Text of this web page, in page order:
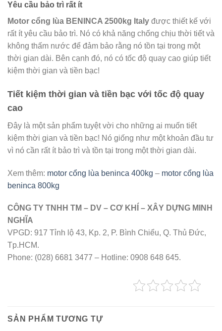
Yêu cầu bảo trì rất ít
Motor cổng lùa BENINCA 2500kg Italy được thiết kế với
rất ít yêu cầu bảo trì. Nó có khả năng chống chịu thời tiết và
không thấm nước để đảm bảo rằng nó tồn tại trong một
thời gian dài. Bên cạnh đó, nó có tốc độ quay cao giúp tiết
kiệm thời gian và tiền bạc!
Tiết kiệm thời gian và tiền bạc với tốc độ quay
cao
Đây là một sản phẩm tuyệt vời cho những ai muốn tiết
kiệm thời gian và tiền bạc! Nó giống như một khoản đầu tư
vì nó cần rất ít bảo trì và tồn tại trong một thời gian dài.
Xem thêm: motor cổng lùa beninca 400kg – motor cổng lùa
beninca 800kg
CÔNG TY TNHH TM – DV – CƠ KHÍ – XÂY DỰNG MINH
NGHĨA
VPGD: 917 Tỉnh lộ 43, Kp. 2, P. Bình Chiểu, Q. Thủ Đức,
Tp.HCM.
Phone: (028) 6681 3477 – Hotline: 0908 648 645.
SẢN PHẨM TƯƠNG TỰ